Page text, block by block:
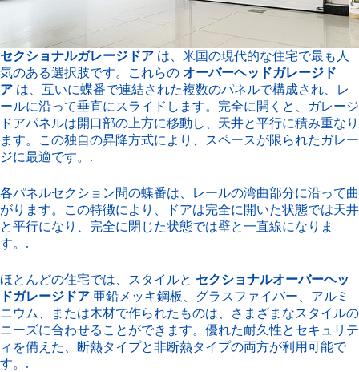
セクショナルガレージドア は、米国の現代的な住宅で最も人
気のある選択肢です。これらの オーバーヘッドガレージド
ア は、互いに蝶番で連結された複数のパネルで構成され、レ
ールに沿って垂直にスライドします。完全に開くと、ガレージ
ドアパネルは開口部の上方に移動し、天井と平行に積み重なり
ます。この独自の昇降方式により、スペースが限られたガレー
ジに最適です。.
各パネルセクション間の蝶番は、レールの湾曲部分に沿って曲
がります。この特徴により、ドアは完全に開いた状態では天井
と平行になり、完全に閉じた状態では壁と一直線になりま
す。.
ほとんどの住宅では、スタイルと セクショナルオーバーヘッ
ドガレージドア 亜鉛メッキ鋼板、グラスファイバー、アルミ
ニウム、または木材で作られたものは、さまざまなスタイルの
ニーズに合わせることができます。優れた耐久性とセキュリテ
ィを備えた、断熱タイプと非断熱タイプの両方が利用可能で
す。.